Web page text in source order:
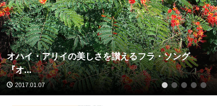
オハイ・アリイの美しさを讃えるフラ・ソング
『オ...
2017.01.07 1 2 3 4 5